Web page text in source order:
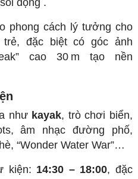
động .
phong cách lý tưởng cho
đặc biệt có góc ảnh
cao 30 m tạo nền
như kayak, trò chơi biển,
âm nhạc đường phố,
“Wonder Water War”…
kiện: 14:30 – 18:00, đặc